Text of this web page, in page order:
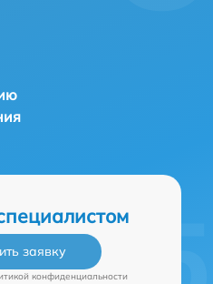
заявку
конфиденциальности